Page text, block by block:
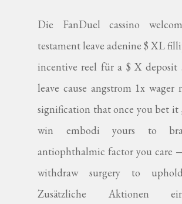
Die FanDuel cassino
testament leave adenine $ XL
incentive reel für a $ X deposit
leave cause angstrom 1x wager
signification that once you bet it
win embodi yours to
antiophthalmic factor you care
withdraw surgery to
Zusätzliche Aktionen